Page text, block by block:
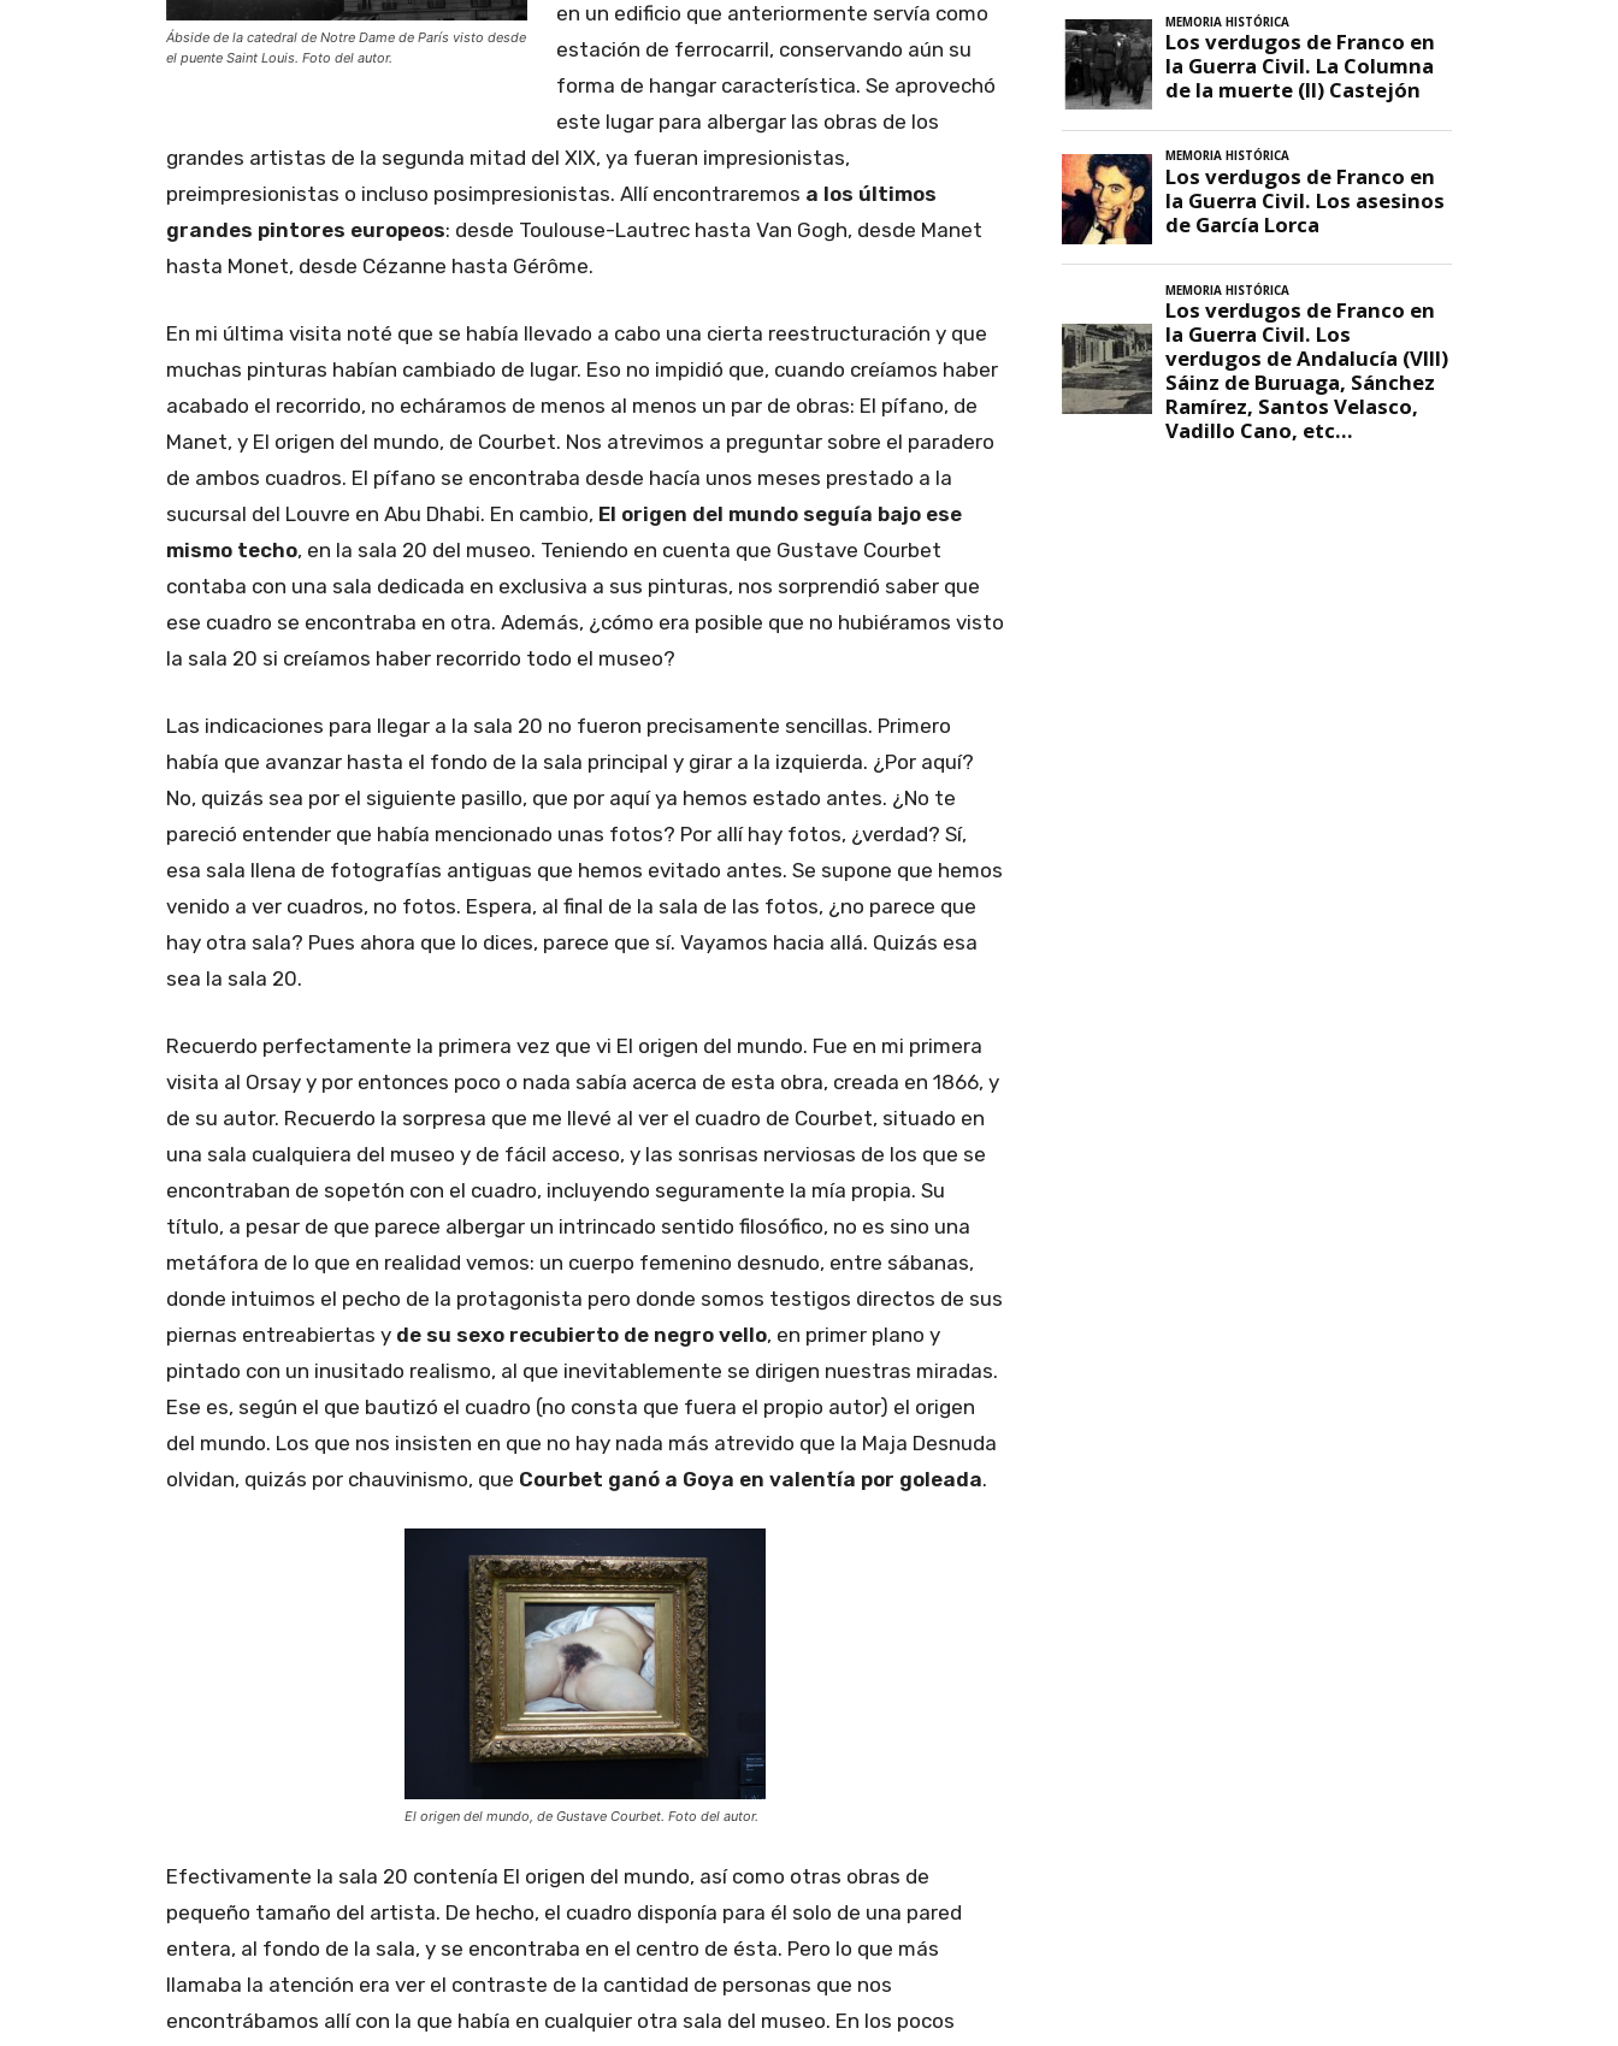
Ábside de la catedral de Notre Dame de París visto desde
el puente Saint Louis. Foto del autor.
en un edificio que anteriormente servía como
estación de ferrocarril, conservando aún su
forma de hangar característica. Se aprovechó
este lugar para albergar las obras de los
grandes artistas de la segunda mitad del XIX, ya fueran impresionistas,
preimpresionistas o incluso posimpresionistas. Allí encontraremos a los últimos
grandes pintores europeos: desde Toulouse-Lautrec hasta Van Gogh, desde Manet
hasta Monet, desde Cézanne hasta Gérôme.
En mi última visita noté que se había llevado a cabo una cierta reestructuración y que
muchas pinturas habían cambiado de lugar. Eso no impidió que, cuando creíamos haber
acabado el recorrido, no echáramos de menos al menos un par de obras: El pífano, de
Manet, y El origen del mundo, de Courbet. Nos atrevimos a preguntar sobre el paradero
de ambos cuadros. El pífano se encontraba desde hacía unos meses prestado a la
sucursal del Louvre en Abu Dhabi. En cambio, El origen del mundo seguía bajo ese
mismo techo, en la sala 20 del museo. Teniendo en cuenta que Gustave Courbet
contaba con una sala dedicada en exclusiva a sus pinturas, nos sorprendió saber que
ese cuadro se encontraba en otra. Además, ¿cómo era posible que no hubiéramos visto
la sala 20 si creíamos haber recorrido todo el museo?
Las indicaciones para llegar a la sala 20 no fueron precisamente sencillas. Primero
había que avanzar hasta el fondo de la sala principal y girar a la izquierda. ¿Por aquí?
No, quizás sea por el siguiente pasillo, que por aquí ya hemos estado antes. ¿No te
pareció entender que había mencionado unas fotos? Por allí hay fotos, ¿verdad? Sí,
esa sala llena de fotografías antiguas que hemos evitado antes. Se supone que hemos
venido a ver cuadros, no fotos. Espera, al final de la sala de las fotos, ¿no parece que
hay otra sala? Pues ahora que lo dices, parece que sí. Vayamos hacia allá. Quizás esa
sea la sala 20.
Recuerdo perfectamente la primera vez que vi El origen del mundo. Fue en mi primera
visita al Orsay y por entonces poco o nada sabía acerca de esta obra, creada en 1866, y
de su autor. Recuerdo la sorpresa que me llevé al ver el cuadro de Courbet, situado en
una sala cualquiera del museo y de fácil acceso, y las sonrisas nerviosas de los que se
encontraban de sopetón con el cuadro, incluyendo seguramente la mía propia. Su
título, a pesar de que parece albergar un intrincado sentido filosófico, no es sino una
metáfora de lo que en realidad vemos: un cuerpo femenino desnudo, entre sábanas,
donde intuimos el pecho de la protagonista pero donde somos testigos directos de sus
piernas entreabiertas y de su sexo recubierto de negro vello, en primer plano y
pintado con un inusitado realismo, al que inevitablemente se dirigen nuestras miradas.
Ese es, según el que bautizó el cuadro (no consta que fuera el propio autor) el origen
del mundo. Los que nos insisten en que no hay nada más atrevido que la Maja Desnuda
olvidan, quizás por chauvinismo, que Courbet ganó a Goya en valentía por goleada.
El origen del mundo, de Gustave Courbet. Foto del autor.
Efectivamente la sala 20 contenía El origen del mundo, así como otras obras de
pequeño tamaño del artista. De hecho, el cuadro disponía para él solo de una pared
entera, al fondo de la sala, y se encontraba en el centro de ésta. Pero lo que más
llamaba la atención era ver el contraste de la cantidad de personas que nos
encontrábamos allí con la que había en cualquier otra sala del museo. En los pocos